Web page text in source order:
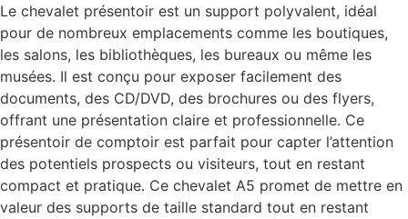
Le chevalet présentoir est un support polyvalent, idéal
pour de nombreux emplacements comme les boutiques,
les salons, les bibliothèques, les bureaux ou même les
musées. Il est conçu pour exposer facilement des
documents, des CD/DVD, des brochures ou des flyers,
offrant une présentation claire et professionnelle. Ce
présentoir de comptoir est parfait pour capter l’attention
des potentiels prospects ou visiteurs, tout en restant
compact et pratique. Ce chevalet A5 promet de mettre en
valeur des supports de taille standard tout en restant